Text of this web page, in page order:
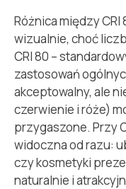
Różnica między CRI
wizualnie, choć
CRI 80 –
zastosowań
akceptowalny, ale
czerwienie i róże)
przygaszone. Przy
widoczna od razu:
czy kosmetyki
naturalnie i